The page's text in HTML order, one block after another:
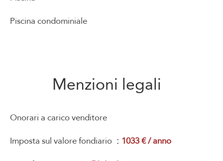
Piscina condominiale
Menzioni legali
Onorari a carico venditore
Imposta sul valore fondiario
1033 € / anno